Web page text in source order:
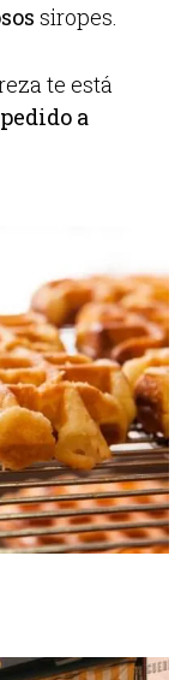
siropes.
te está
a